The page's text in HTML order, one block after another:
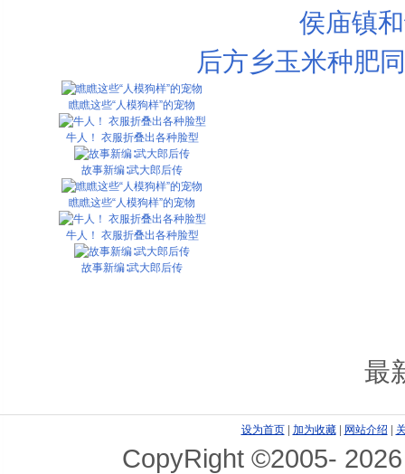
侯庙镇
后方乡玉米种肥
瞧瞧这些“人模狗样”的宠物
牛人！ 衣服折叠出各种脸型
故事新编∶武大郎后传
瞧瞧这些“人模狗样”的宠物
牛人！ 衣服折叠出各种脸型
故事新编∶武大郎后传
最
设为首页| 加为收藏| 网站介绍 |
CopyRight ©2005-